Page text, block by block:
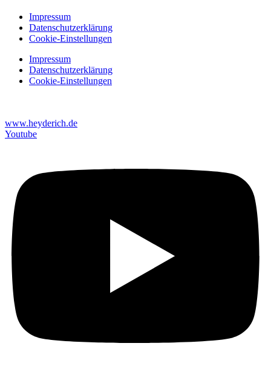
Impressum
Datenschutzerklärung
Cookie-Einstellungen
Impressum
Datenschutzerklärung
Cookie-Einstellungen
www.heyderich.de
Youtube